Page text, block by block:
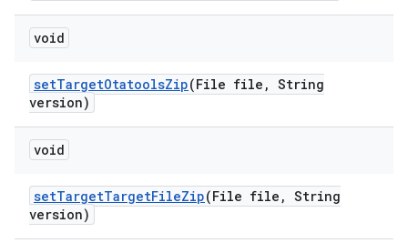
void
setTargetOtatoolsZip(File file , String
version)
void
setTargetTargetFileZip(File file , String
version)